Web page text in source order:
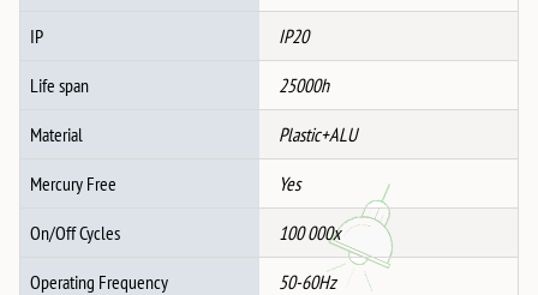
IP IP20
Life span 25000h
Material Plastic+ALU
Mercury Free Yes
On/Off Cycles 100 000x
Operating Frequency 50-60Hz